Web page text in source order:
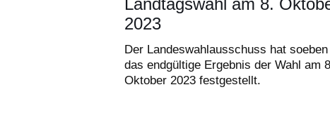
Landtagswahl am 8.
2023
Der Landeswahlausschuss hat soeben
das endgültige Ergebnis der Wahl am
Oktober 2023 festgestellt.